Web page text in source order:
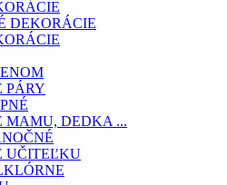
DEKORÁCIE
PÁRY
MAMU, DEDKA ...
UČITEĽKU